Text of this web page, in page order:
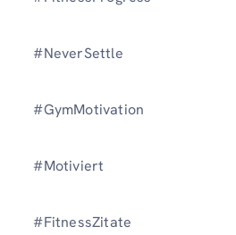
#NeverSettle
#GymMotivation
#Motiviert
#FitnessZitate